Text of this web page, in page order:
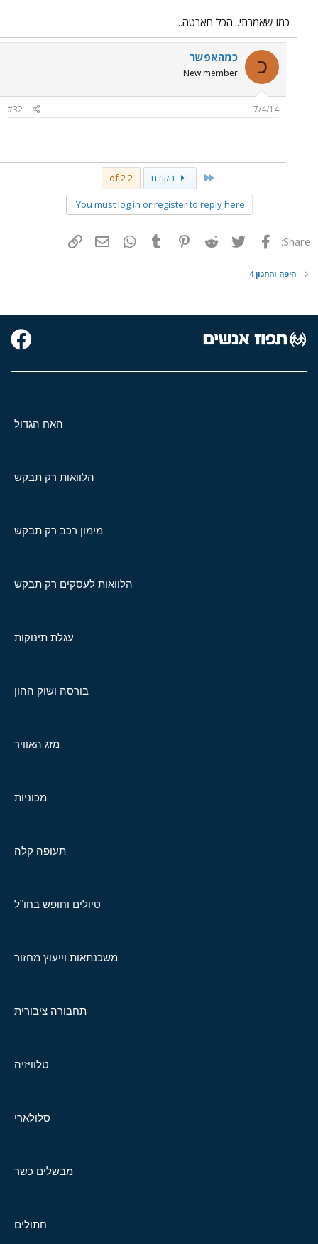
כמו שאמרתי...הכל חארטה...
כ כמהאפשר
New member
7/4/14
#32
First הקודם 2 of 2
You must log in or register to reply here.
Share: פייסבוק Twitter
Reddit
Pinterest
Tumblr
WhatsAppדואר אלקטרוני
היפה והחנון 4
האח הגדול
הלוואות רק תבקש
מימון רכב רק תבקש
הלוואות לעסקים רק תבקש
עגלת תינוקות
בורסה ושוק ההון
מזג האוויר
מכוניות
תעופה קלה
טיולים וחופש בחו"ל
משכנתאות וייעוץ מחזור
תחבורה ציבורית
טלוויזיה
סלולארי
מבשלים כשר
חתולים